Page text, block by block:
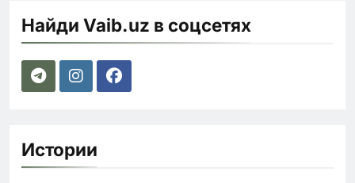
Найди Vaib.uz в соцсетях
Истории